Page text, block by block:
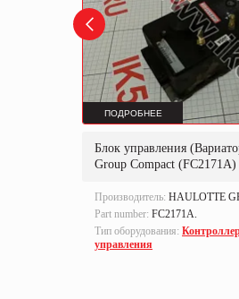
ПОДРОБНЕЕ
Блок управления
Group Compact (FC2171A)
Производитель: HAULOTTE
Part number: FC2171A.
Тип оборудования:
управления